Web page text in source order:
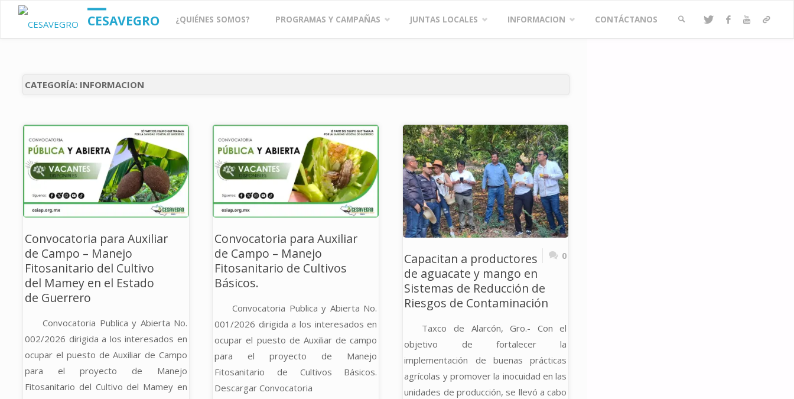
CESAVEGRO Saltar
¿QUIÉNES SOMOS? PROGRAMAS Y CAMPAÑAS JUNTAS LOCALES INFORMACION CONTÁCTANOS
CATEGORÍA: INFORMACION
Convocatoria para Auxiliar
de Campo – Manejo
Fitosanitario del Cultivo
del Mamey en el Estado
de Guerrero
Convocatoria Publica y Abierta No.
002/2026 dirigida a los interesados en
ocupar el puesto de Auxiliar de Campo
para el proyecto de Manejo
Fitosanitario del Cultivo del Mamey en
Convocatoria para Auxiliar
de Campo – Manejo
Fitosanitario de Cultivos
Básicos.
Convocatoria Publica y Abierta No.
001/2026 dirigida a los interesados en
ocupar el puesto de Auxiliar de campo
para el proyecto de Manejo
Fitosanitario de Cultivos Básicos.
Descargar Convocatoria
Capacitan a productores
de aguacate y mango en
Sistemas de Reducción de
Riesgos de Contaminación
0
Taxco de Alarcón, Gro.- Con el
objetivo de fortalecer la
implementación de buenas prácticas
agrícolas y promover la inocuidad en las
unidades de producción, se llevó a cabo